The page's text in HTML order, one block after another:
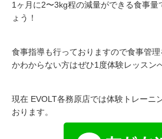
1ヶ月に2〜3kg程の減量ができる食事量
ょう！
食事指導も行っておりますので食事管
かわからない方はぜひ1度体験レッスン
現在 EVOLT各務原店では体験トレーニ
おります。